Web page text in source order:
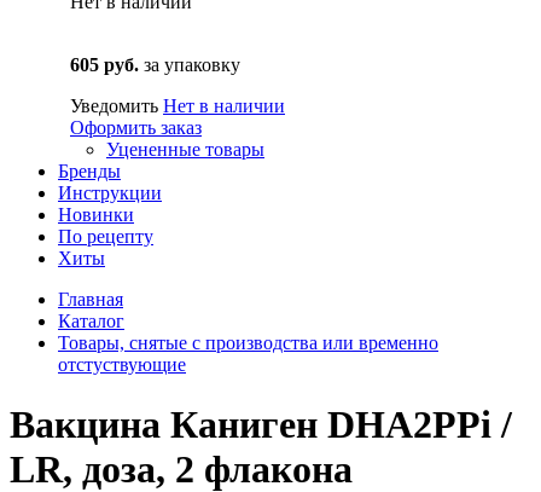
605 руб. за упаковку
Уведомить Нет в наличии
Оформить заказ
Уцененные товары
Бренды
Инструкции
Новинки
По рецепту
Хиты
Главная
Каталог
Товары, снятые с производства или временно
отстуствующие
Вакцина Каниген DHA2PPi /
LR, доза, 2 флакона